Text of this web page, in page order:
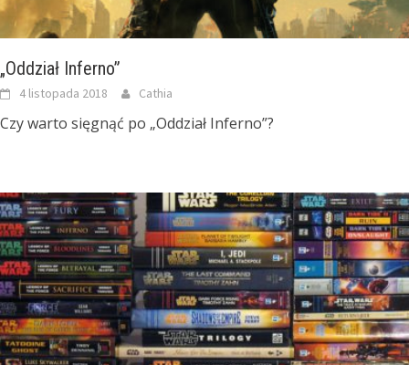
„Oddział Inferno”
4 listopada 2018 Cathia
Czy warto sięgnąć po „Oddział Inferno”?